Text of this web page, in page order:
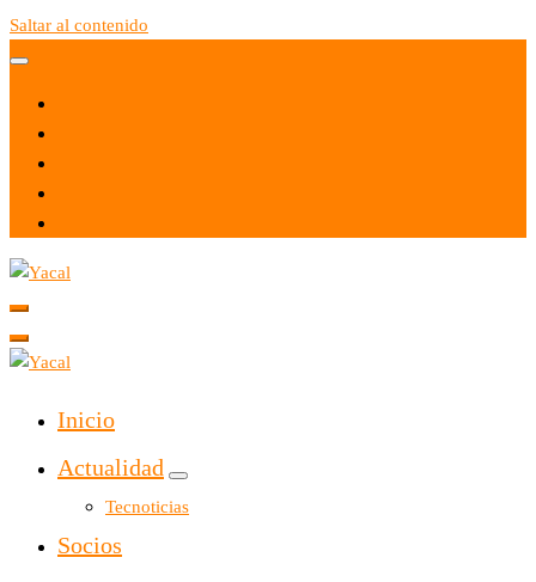
Saltar al contenido
Yacal micro hosting
Inicio
Actualidad
Tecnoticias
Socios